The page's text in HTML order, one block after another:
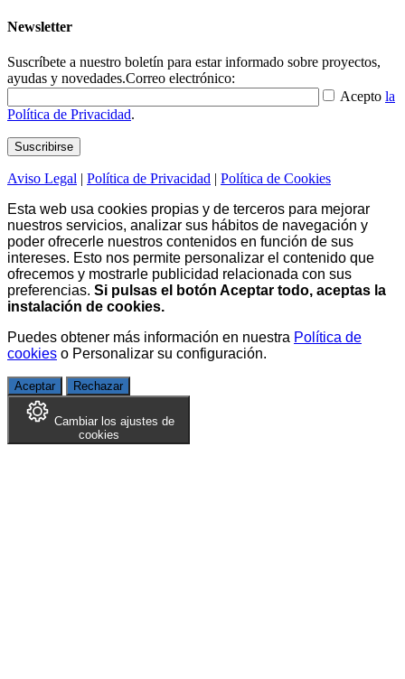
Newsletter
Suscríbete a nuestro boletín para estar informado sobre proyectos,
ayudas y novedades.Correo electrónico:
Acepto la
Política de Privacidad.
Aviso Legal | Política de Privacidad | Política de Cookies
Esta web usa cookies propias y de terceros para mejorar
nuestros servicios, analizar sus hábitos de navegación y
poder ofrecerle nuestros contenidos en función de sus
intereses. Esto nos permite personalizar el contenido que
ofrecemos y mostrarle publicidad relacionada con sus
preferencias. Si pulsas el botón Aceptar todo, aceptas la
instalación de cookies.
Puedes obtener más información en nuestra Política de
cookies o Personalizar su configuración.
Aceptar Rechazar
Cambiar los ajustes de
cookies